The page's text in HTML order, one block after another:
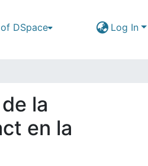
DSpace Log In
la
en la